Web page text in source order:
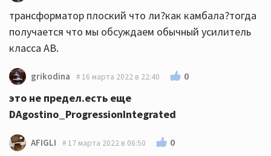
трансформатор плоский что ли?как камбала?тогда
получается что мы обсуждаем обычный усилитель
класса АВ.
grikodina 16 марта 2022 в 22:40 0
это не предел.есть еще
DAgostino_ProgressionIntegrated
AFIGLI 17 марта 2022 в 06:50 0